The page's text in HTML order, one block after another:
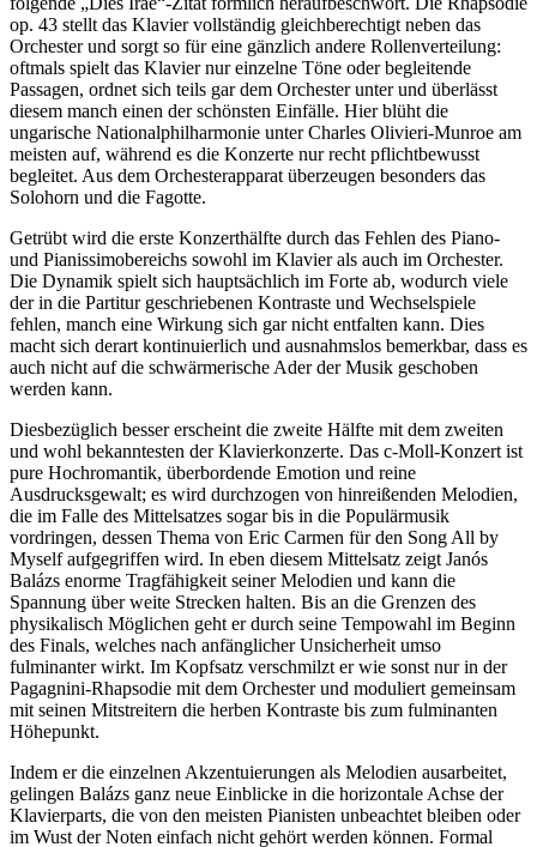
op. 43 stellt das Klavier vollständig gleichberechtigt neben das
Orchester und sorgt so für eine gänzlich andere Rollenverteilung:
oftmals spielt das Klavier nur einzelne Töne oder begleitende
Passagen, ordnet sich teils gar dem Orchester unter und überlässt
diesem manch einen der schönsten Einfälle. Hier blüht die
ungarische Nationalphilharmonie unter Charles Olivieri-Munroe am
meisten auf, während es die Konzerte nur recht pflichtbewusst
begleitet. Aus dem Orchesterapparat überzeugen besonders das
Solohorn und die Fagotte.
Getrübt wird die erste Konzerthälfte durch das Fehlen des Piano-
und Pianissimobereichs sowohl im Klavier als auch im Orchester.
Die Dynamik spielt sich hauptsächlich im Forte ab, wodurch viele
der in die Partitur geschriebenen Kontraste und Wechselspiele
fehlen, manch eine Wirkung sich gar nicht entfalten kann. Dies
macht sich derart kontinuierlich und ausnahmslos bemerkbar, dass es
auch nicht auf die schwärmerische Ader der Musik geschoben
werden kann.
Diesbezüglich besser erscheint die zweite Hälfte mit dem zweiten
und wohl bekanntesten der Klavierkonzerte. Das c-Moll-Konzert ist
pure Hochromantik, überbordende Emotion und reine
Ausdrucksgewalt; es wird durchzogen von hinreißenden Melodien,
die im Falle des Mittelsatzes sogar bis in die Populärmusik
vordringen, dessen Thema von Eric Carmen für den Song All by
Myself aufgegriffen wird. In eben diesem Mittelsatz zeigt Janós
Balázs enorme Tragfähigkeit seiner Melodien und kann die
Spannung über weite Strecken halten. Bis an die Grenzen des
physikalisch Möglichen geht er durch seine Tempowahl im Beginn
des Finals, welches nach anfänglicher Unsicherheit umso
fulminanter wirkt. Im Kopfsatz verschmilzt er wie sonst nur in der
Pagagnini-Rhapsodie mit dem Orchester und moduliert gemeinsam
mit seinen Mitstreitern die herben Kontraste bis zum fulminanten
Höhepunkt.
Indem er die einzelnen Akzentuierungen als Melodien ausarbeitet,
gelingen Balázs ganz neue Einblicke in die horizontale Achse der
Klavierparts, die von den meisten Pianisten unbeachtet bleiben oder
im Wust der Noten einfach nicht gehört werden können. Formal